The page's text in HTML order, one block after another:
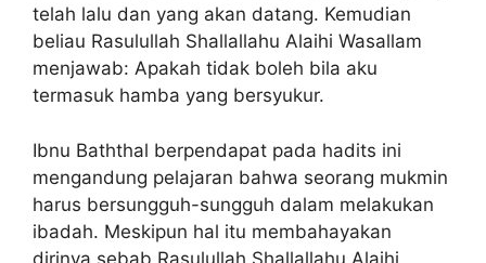
telah lalu dan yang akan datang. Kemudian
beliau Rasulullah Shallallahu Alaihi Wasallam
menjawab: Apakah tidak boleh bila aku
termasuk hamba yang bersyukur.
Ibnu Baththal berpendapat pada hadits ini
mengandung pelajaran bahwa seorang mukmin
harus bersungguh-sungguh dalam melakukan
ibadah. Meskipun hal itu membahayakan
dirinya sebab Rasulullah Shallallahu Alaihi